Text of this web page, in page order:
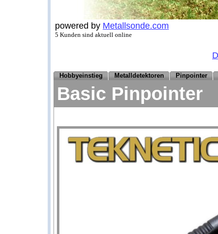
powered by Metallsonde.com
5 Kunden sind aktuell online
Hobbyeinstieg Metalldetektoren Pinpointer
Basic Pinpointer